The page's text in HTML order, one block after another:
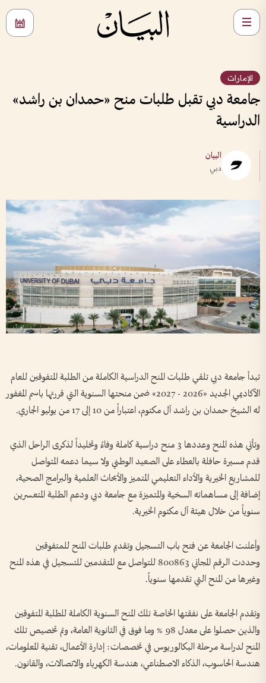
الإمارات
جامعة دبي تقبل طلبات منح «حمدان بن راشد»
الدراسية
البيان
دبي
تبدأ جامعة دبي تلقي طلبات المنح الدراسية الكاملة من الطلبة المتفوقين للعام
الأكاديمي الجديد «2026 - 2027» ضمن منحتها السنوية التي قررتها باسم المغفور
له الشيخ حمدان بن راشد آل مكتوم، اعتباراً من 10 إلى 17 من يوليو الجاري.
وتأتي هذه المنح وعددها 3 منح دراسية كاملة وفاءً وتخليداً لذكرى الراحل الذي
قدم مسيرة حافلة بالعطاء على الصعيد الوطني ولا سيما دعمه المتواصل
للمشاريع الخيرية والأداء التعليمي المتميز والأبحاث العلمية والبرامج الصحية،
إضافة إلى مساهماته السخية والمتميزة مع جامعة دبي ودعم الطلبة المتعسرين
سنوياً من خلال هيئة آل مكتوم الخيرية.
وأعلنت الجامعة عن فتح باب التسجيل وتقديم طلبات المنح للمتفوقين
وحددت الرقم المجاني 800863 للتواصل مع المتقدمين للتسجيل في هذه المنح
وغيرها من المنح التي تقدمها سنوياً.
وتقدم الجامعة على نفقتها الخاصة تلك المنح السنوية الكاملة للطلبة المتفوقين
والذين حصلوا على معدل 98 % وما فوق في الثانوية العامة، وتم تخصيص تلك
المنح لدراسة مرحلة البكالوريوس في تخصصات: إدارة الأعمال، تقنية المعلومات،
هندسة الحاسوب، الذكاء الاصطناعي، هندسة الكهرباء والاتصالات، والقانون.